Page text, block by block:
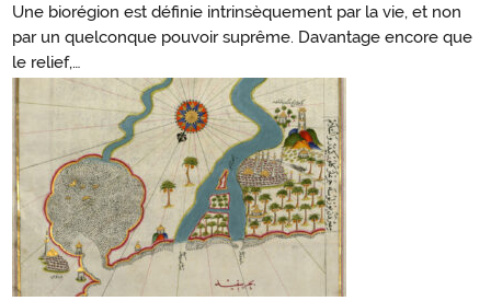
Une biorégion est définie intrinsèquement par la vie, et non
par un quelconque pouvoir suprême. Davantage encore que
le relief,…